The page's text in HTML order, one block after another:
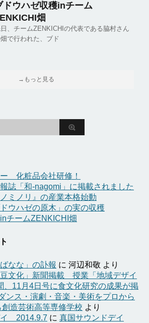
ドウハゼ収穫inチーム
畑
、チームZENKICHIの代表である脇村さん
で行われた、ブド
→もっと見る
化粧品会社研修！
誌「和-nagomi」に掲載されました
ミノリ』の産業本格始動
ウハゼの原木」の実の収穫
チームZENKICHI畑
なな」の訃報 に 河辺和敬 より
豆文化」新聞掲載 授業「地域デザイ
、11月4日号に食文化研究の成果が掲
ンス・演劇・音楽・美術をプロから
造芸術高等専修学校 より
イ 2014.9.7 に 真国サウンドデイ